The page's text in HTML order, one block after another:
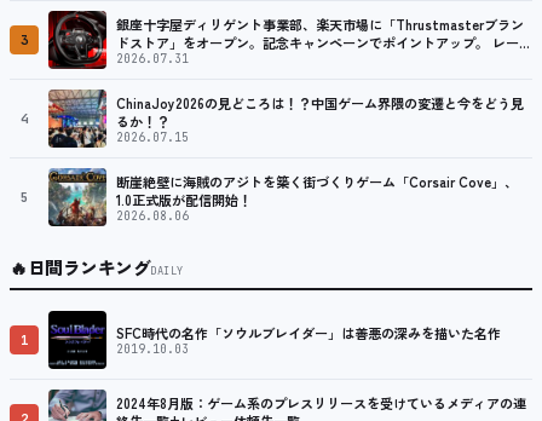
3
銀座十字屋ディリゲント事業部、楽天市場に「Thrustmasterブラン
ドストア」をオープン。記念キャンペーンでポイントアップ。 レーシ
ング／フライトシム向けコントローラーを中心に、幅広くラインナッ
2026.07.31
4
ChinaJoy2026の見どころは！？中国ゲーム界隈の変遷と今をどう見
るか！？
2026.07.15
5
断崖絶壁に海賊のアジトを築く街づくりゲーム「Corsair Cove」、
1.0正式版が配信開始！
2026.08.06
🔥日間ランキングDAILY
1 SFC時代の名作「ソウルブレイダー」は善悪の深みを描いた名作
2019.10.03
2024年8月版：ゲーム系のプレスリリースを受けているメディアの連